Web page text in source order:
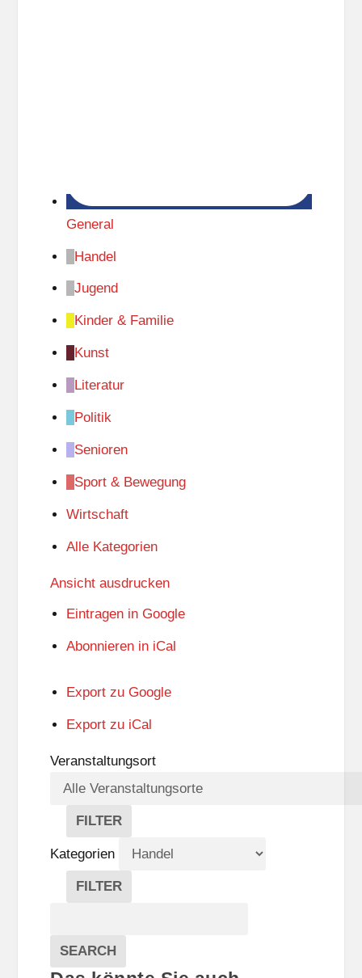
General
Handel
Jugend
Kinder & Familie
Kunst
Literatur
Politik
Senioren
Sport & Bewegung
Wirtschaft
Alle Kategorien
Ansicht ausdrucken
Eintragen in Google
Abonnieren in iCal
Export zu Google
Export zu iCal
Veranstaltungsort
FILTER
V
E
R
A
A
L
Kategorien
FILTER
E
G
Veranstaltungen
SEARCH